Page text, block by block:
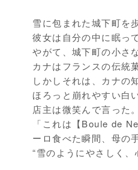
雪に包まれた城下町を
彼女は自分の中に眠っ
やがて、城下町の小さ
カナはフランスの伝統
しかしそれは、カナの
ほろっと崩れやすい白
店主は微笑んで言った。
「これは【Boule de
ーロ食べた瞬間、母の
“雪のようにやさしく、